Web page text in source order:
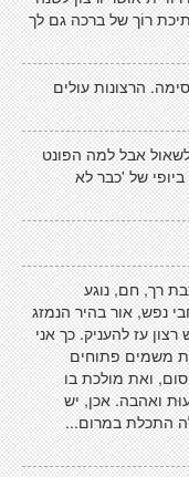
רוֹך של ברכה גם לך
הרצונות עולים
אבל למה הפונט
ביופי של 'כבר לא
רך, חם, נוגע
נפש, אור בהיר הנמזג
עז להעניק. כך אני
משמים פתוחים
ואת מולכת בו
ואהבה. אכן, יש
התכלת במרום...